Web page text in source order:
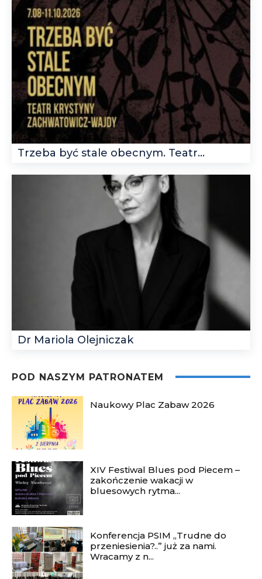
Trzeba być stale obecnym. Teatr...
Dr Mariola Olejniczak
POD NASZYM PATRONATEM
Naukowy Plac Zabaw 2026
XIV Festiwal Blues pod Piecem –
zakończenie wakacji w
bluesowych rytma...
Konferencja PSIM „Trudne do
przeniesienia?..” już za nami.
Wracamy z n...